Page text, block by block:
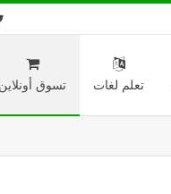
تعلم لغات تسوق أونلاين